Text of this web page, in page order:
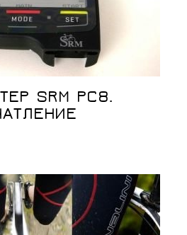
SRM PC8.